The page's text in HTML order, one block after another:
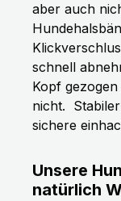
aber auch
schnell
Kopf
nicht.
sichere
Unsere
natürlich